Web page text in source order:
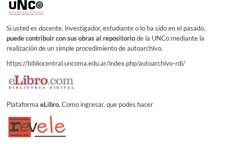
Si usted es docente, investigador, estudiante o lo ha sido en el pasado,
puede contribuir con sus obras al repositoriode la UNCo mediante la
realización de un simple procedimiento de autoarchivo.
https://bibliocentral.uncoma.edu.ar/index.php/autoarchivo-rdi/
Plataforma eLibro, Como ingresar, que podes hacer